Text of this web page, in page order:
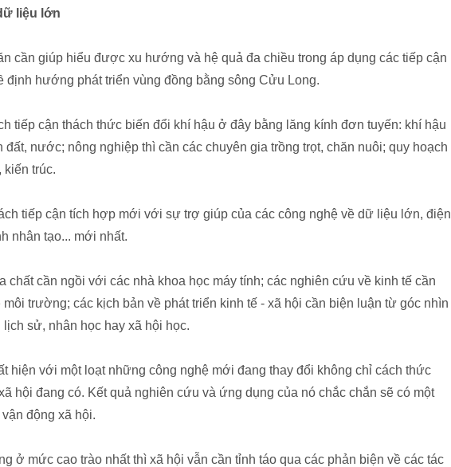
liệu lớn
cần giúp hiểu được xu hướng và hệ quả đa chiều trong áp dụng các tiếp cận
định hướng phát triển vùng đồng bằng sông Cửu Long.
tiếp cận thách thức biến đổi khí hậu ở đây bằng lăng kính đơn tuyến: khí hậu
đất, nước; nông nghiệp thì cần các chuyên gia trồng trọt, chăn nuôi; quy hoạch
kiến trúc.
tiếp cận tích hợp mới với sự trợ giúp của các công nghệ về dữ liệu lớn, điện
nhân tạo... mới nhất.
chất cần ngồi với các nhà khoa học máy tính; các nghiên cứu về kinh tế cần
trường; các kịch bản về phát triển kinh tế - xã hội cần biện luận từ góc nhìn
sử, nhân học hay xã hội học.
hiện với một loạt những công nghệ mới đang thay đổi không chỉ cách thức
hội đang có. Kết quả nghiên cứu và ứng dụng của nó chắc chắn sẽ có một
động xã hội.
ở mức cao trào nhất thì xã hội vẫn cần tỉnh táo qua các phản biện về các tác